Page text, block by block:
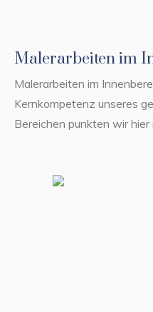
Malerarbeiten im
Malerarbeiten im
Kernkompetenz unseres
Bereichen punkten wir